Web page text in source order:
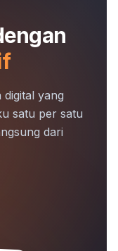
digital yang
satu per satu
dari